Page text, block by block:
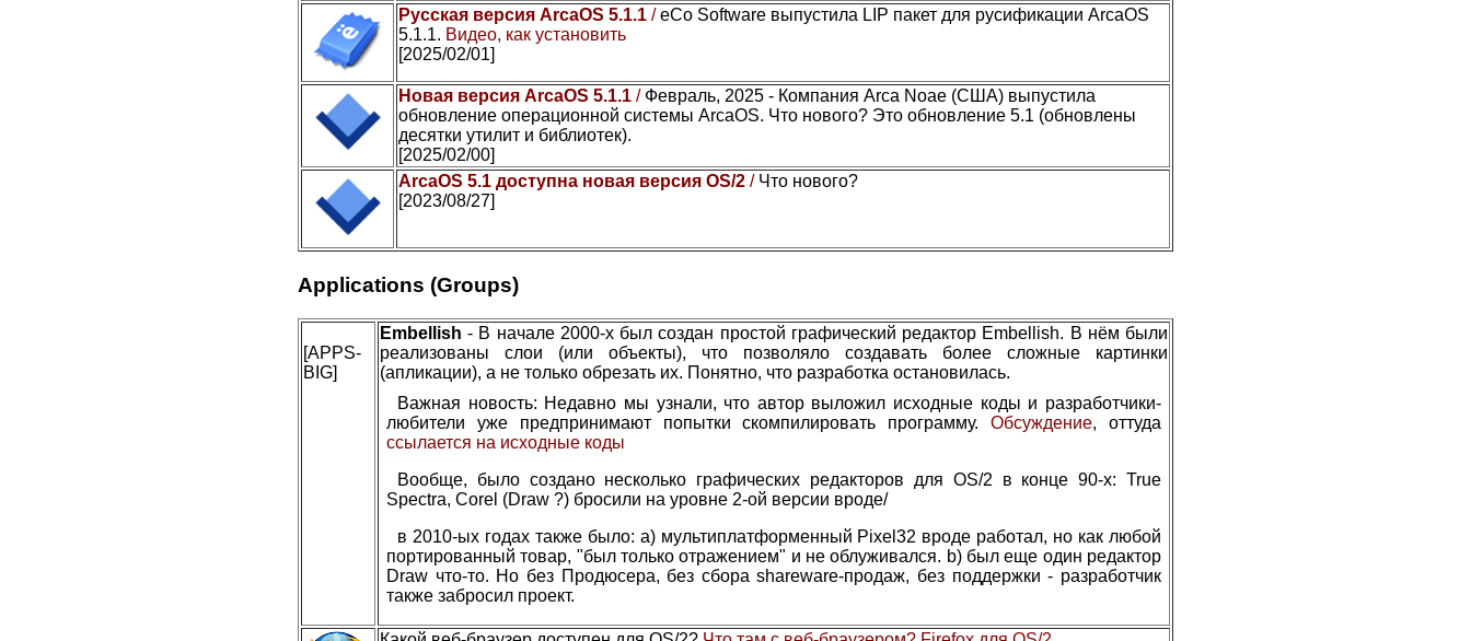
Русская версия ArcaOS 5.1.1 /eCo Software выпустила LIP пакет для русификации ArcaOS
5.1.1. Видео, как установить
[2025/02/01]
Новая версия ArcaOS 5.1.1 / Февраль, 2025 - Компания Arca Noae (США) выпустила
обновление операционной системы ArcaOS. Что нового? Это обновление 5.1 (обновлены
десятки утилит и библиотек).
[2025/02/00]
ArcaOS 5.1 доступна новая версия OS/2 / Что нового?
[2023/08/27]
Applications (Groups)
[APPS-
BIG]
Embellish - В начале 2000-х был создан простой графический редактор Embellish. В нём были
реализованы слои (или объекты), что позволяло создавать более сложные картинки
(апликации), а не только обрезать их. Понятно, что разработка остановилась.
Важная новость: Недавно мы узнали, что автор выложил исходные коды и разработчики-
любители уже предпринимают попытки скомпилировать программу.Обсуждение, оттуда
ссылается на исходные коды
Вообще, было создано несколько графических редакторов для OS/2 в конце 90-х: True
Spectra, Corel (Draw ?) бросили на уровне 2-ой версии вроде/
в 2010-ых годах также было: а) мультиплатформенный Pixel32 вроде работал, но как любой
портированный товар, "был только отражением" и не облуживался. b) был еще один редактор
Draw что-то. Но без Продюсера, без сбора shareware-продаж, без поддержки - разработчик
также забросил проект.